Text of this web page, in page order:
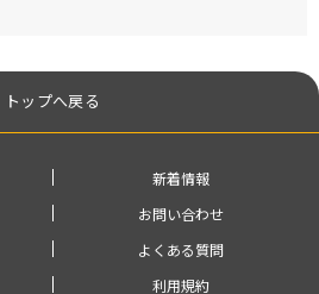
トップへ戻る
新着情報
お問い合わせ
よくある質問
利用規約